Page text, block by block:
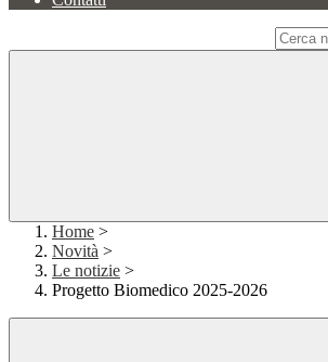
Home >
Novità >
Le notizie >
Progetto Biomedico 2025-2026